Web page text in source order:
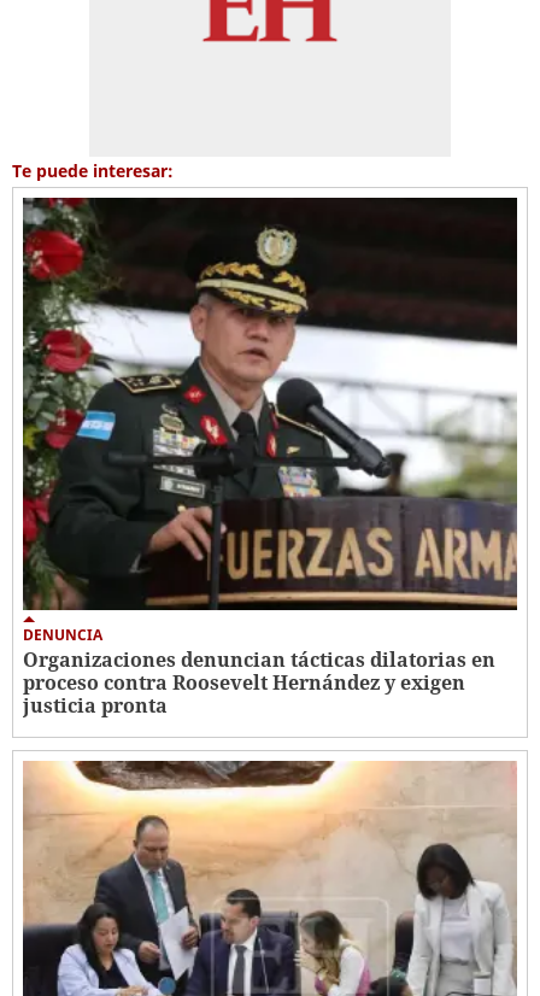
Te puede interesar:
DENUNCIA
Organizaciones denuncian tácticas dilatorias en
proceso contra Roosevelt Hernández y exigen
justicia pronta